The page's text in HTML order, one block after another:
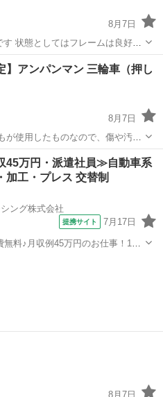
8月7日
状態としてはフレームは良好で
きな傷はございません、グリッ
とをおすすめします。 いくつか
...
スバイク
】アンパンマン 三輪車（押し
8月7日
理解いただけ
45万円・派遣社員≫自動車系
加工・プレス 交替制
ング株式会社
提携サイト 7月17日
料♪月収例45万円のお仕事！1年
8月7日